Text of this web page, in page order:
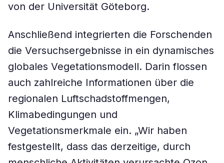
von der Universität Göteborg.
Anschließend integrierten die Forschenden
die Versuchsergebnisse in ein dynamisches
globales Vegetationsmodell. Darin flossen
auch zahlreiche Informationen über die
regionalen Luftschadstoffmengen,
Klimabedingungen und
Vegetationsmerkmale ein. „Wir haben
festgestellt, dass das derzeitige, durch